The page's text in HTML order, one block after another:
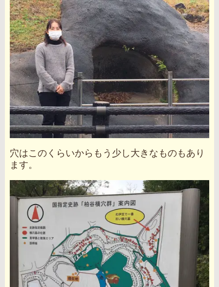
穴はこのくらいからもう少し大きなものもあり
ます。